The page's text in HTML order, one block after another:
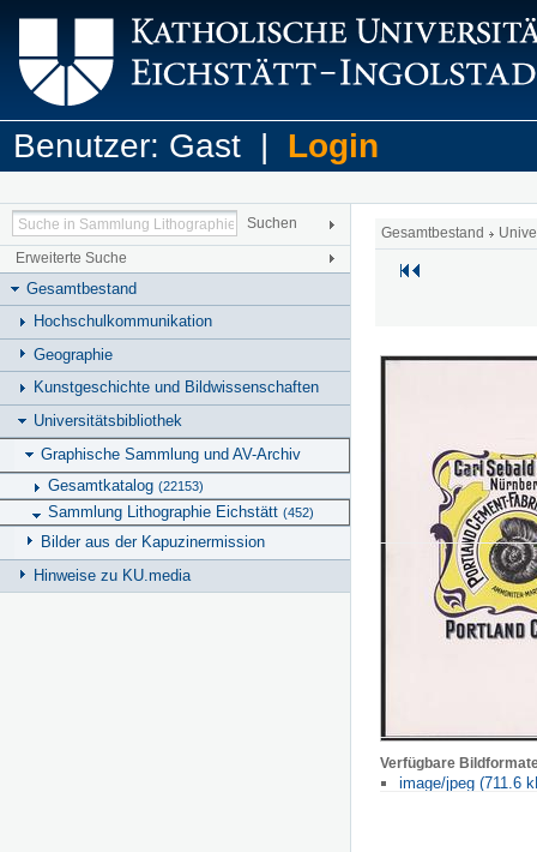
Benutzer: Gast | Login
Erweiterte Suche
Gesamtbestand
Hochschulkommunikation
Geographie
Kunstgeschichte und Bildwissenschaften
Universitätsbibliothek
Graphische Sammlung und AV-Archiv
Gesamtkatalog (22153)
Sammlung Lithographie Eichstätt (452)
Bilder aus der Kapuzinermission
Hinweise zu KU.media
Gesamtbestand
Verfügbare
image/jpeg (711.6